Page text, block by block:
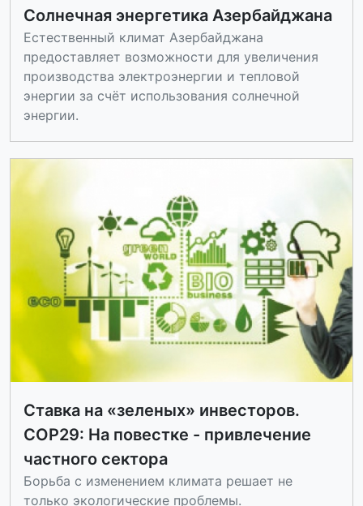
Солнечная энергетика Азербайджана
Естественный климат Азербайджана
предоставляет возможности для увеличения
производства электроэнергии и тепловой
энергии за счёт использования солнечной
энергии.
Ставка на «зеленых» инвесторов.
СОР29: На повестке - привлечение
частного сектора
Борьба с изменением климата решает не
только экологические проблемы.